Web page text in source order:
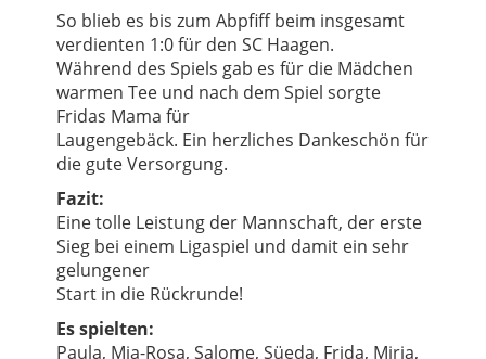
So blieb es bis zum Abpfiff beim insgesamt
verdienten 1:0 für den SC Haagen.
Während des Spiels gab es für die Mädchen
warmen Tee und nach dem Spiel sorgte
Fridas Mama für
Laugengebäck. Ein herzliches Dankeschön für
die gute Versorgung.
Fazit:
Eine tolle Leistung der Mannschaft, der erste
Sieg bei einem Ligaspiel und damit ein sehr
gelungener
Start in die Rückrunde!
Es spielten:
Paula, Mia-Rosa, Salome, Süeda, Frida, Mirja,